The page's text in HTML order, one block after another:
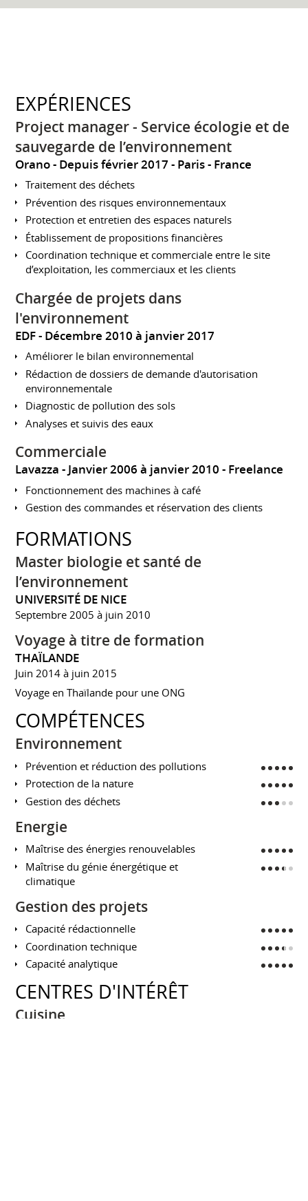
EXPÉRIENCES
Project manager - Service écologie et de
sauvegarde de l’environnement
Orano Depuis février 2017 Paris France
Traitement des déchets
Prévention des risques environnementaux
Protection et entretien des espaces naturels
Établissement de propositions financières
Coordination technique et commerciale entre le site
d’exploitation, les commerciaux et les clients
Chargée de projets dans
l'environnement
EDF Décembre 2010 à janvier 2017
Améliorer le bilan environnemental
Rédaction de dossiers de demande d'autorisation
environnementale
Diagnostic de pollution des sols
Analyses et suivis des eaux
Commerciale
Lavazza Janvier 2006 à janvier 2010 Freelance
Fonctionnement des machines à café
Gestion des commandes et réservation des clients
FORMATIONS
Master biologie et santé de
l’environnement
UNIVERSITÉ DE NICE
Septembre 2005 à juin 2010
Voyage à titre de formation
THAÏLANDE
Juin 2014 à juin 2015
Voyage en Thaïlande pour une ONG
COMPÉTENCES
Environnement
Prévention et réduction des pollutions
Protection de la nature
Gestion des déchets
Energie
Maîtrise des énergies renouvelables
Maîtrise du génie énergétique et
climatique
Gestion des projets
Capacité rédactionnelle
Coordination technique
Capacité analytique
CENTRES D'INTÉRÊT
Cuisine